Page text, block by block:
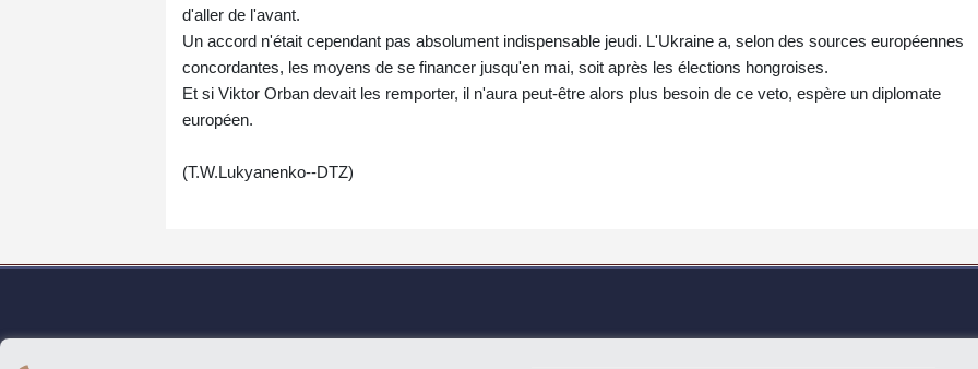
d'aller de l'avant.
Un accord n'était cependant pas absolument indispensable jeudi. L'Ukraine a, selon des sources européennes
concordantes, les moyens de se financer jusqu'en mai, soit après les élections hongroises.
Et si Viktor Orban devait les remporter, il n'aura peut-être alors plus besoin de ce veto, espère un diplomate
européen.
(T.W.Lukyanenko--DTZ)